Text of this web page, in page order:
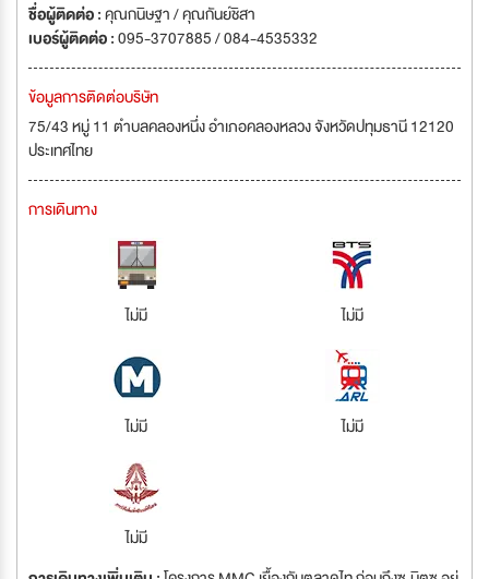
ชื่อผู้ติดต่อ :คุณกนิษฐา / คุณกันย์ชิสา
เบอร์ผู้ติดต่อ :095-3707885 / 084-4535332
ข้อมูลการติดต่อบริษัท
75/43 หมู่ 11 ตำบลคลองหนึ่ง อำเภอคลองหลวง จังหวัดปทุมธานี 12120
ประเทศไทย
การเดินทาง
ไม่มี ไม่มี
ไม่มี ไม่มี
ไม่มี